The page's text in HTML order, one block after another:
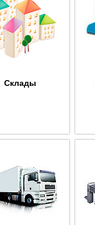
Склады